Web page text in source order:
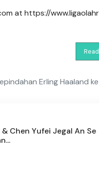
at https://
Erling Haaland
Chen Yufei Jegal An Se